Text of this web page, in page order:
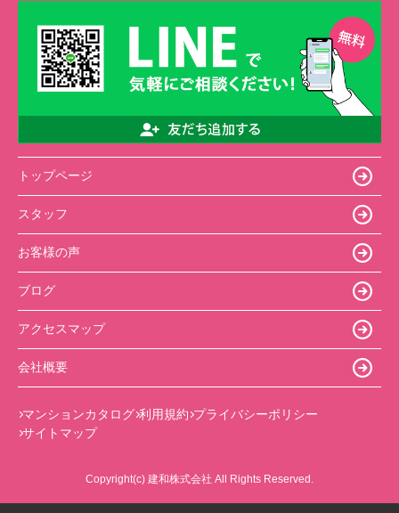
トップページ
スタッフ
お客様の声
ブログ
アクセスマップ
会社概要
マンションカタログ 利用規約 プライバシーポリシー
サイトマップ
Copyright(c) 建和株式会社 All Rights Reserved.